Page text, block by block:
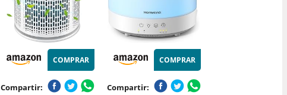
COMPRAR
Compartir:
COMPRAR
Compartir: